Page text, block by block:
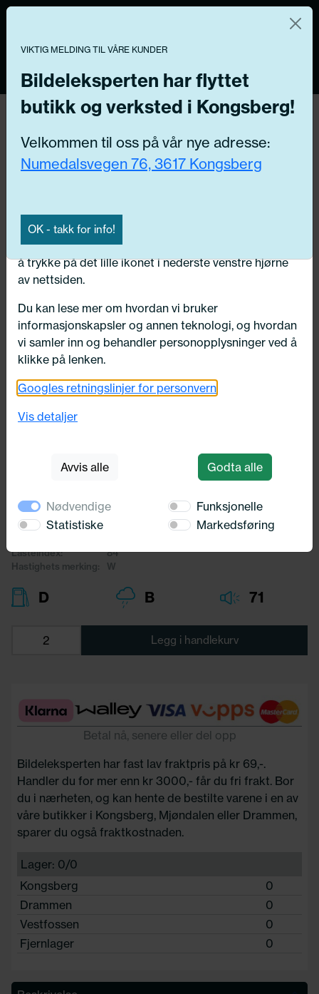
Tilbake
Utsolgt
205/40X17 Nankang Gateslicks
Bredde:
205,00
Profil:
Lasteindex:
84
Hastighets merking:
W
D B 71
Legg i handlekurv
Betal nå, senere eller del opp
Bildeleksperten har fast lav fraktpris på kr 69,-.
Handler du for mer enn kr 3000,- får du fri frakt. Bor
du i nærheten, og kan hente de bestilte varene i en av
våre butikker i Kongsberg, Mjøndalen eller Drammen,
sparer du også fraktkostnaden.
Lager: 0/0
Kongsberg
0
Drammen
0
Vestfossen
0
Fjernlager
0
Vi og våre forretningspartnere bruker teknologier,
inkludert informasjonskapsler/«cookies» til å samle
informasjon om deg for forskjellige formål, inkludert:
Funksjonelle, Statistiske, Markedsføring
Ved å trykke «Godta» gir du din tillatelse til alle disse
formålene. Du kan også velge formålet du vil
innstillingene».
Du kan trekke tilbake samtykket ditt til enhver tid ved
å trykke på det lille ikonet i nederste venstre hjørne
av nettsiden.
Du kan lese mer om hvordan vi bruker
informasjonskapsler og annen teknologi, og hvordan
vi samler inn og behandler personopplysninger ved å
klikke på lenken.
Googles retningslinjer for personvern
Vis detaljer
Avvis alle Godta alle
Nødvendige
Funksjonelle
Statistiske
Markedsføring
VIKTIG MELDING TIL VÅRE KUNDER
Bildeleksperten har flyttet
butikk og verksted i Kongsberg!
Velkommen til oss på vår nye adresse:
Numedalsvegen 76, 3617 Kongsberg
OK - takk for info!